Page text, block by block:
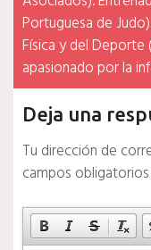
Portuguesa de
Física y del Deporte
apasionado por la
Deja una
Tu dirección de
campos